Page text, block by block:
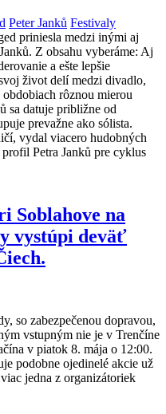
Peter Janků Festivaly
priniesla medzi inými aj
Z obsahu vyberáme: Aj
a ešte lepšie
život delí medzi divadlo,
rôznou mierou
sa datuje približne od
prevažne ako sólista.
vydal viacero hudobných
Petra Janků pre cyklus
Soblahove na
vystúpi deväť
so zabezpečenou dopravou,
vstupným nie je v Trenčíne
v piatok 8. mája o 12:00.
podobne ojedinelé akcie už
jedna z organizátoriek